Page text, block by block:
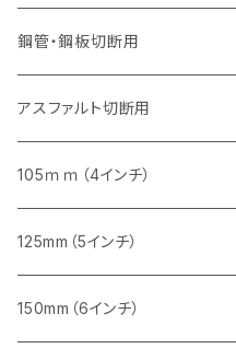
セグメントタイプ（一般道路カッター用
セグメントタイプ
セグメントタイプ（一般道路カッター用
455mm（18インチ）
セグメント（一般道路カッター用
埋設鋳鉄管工事対応タイプ
セグメントタイプ
埋設鋳鉄管工事対応タイプ
セグメントタイプ（一般道路カッター用
セグメント
セグメント（特殊凸凹加工チップ）
355mm（14インチ）
セグメント
セグメント（特殊凸凹加工チップ）
405mm（16インチ）
セグメント
セグメント（一般道路カッター用
473mm（18インチ）
セグメント（一般道路カッター用
セグメントタイプ
255mm（10インチ）
セグメントタイプ
305mm（12インチ）
セグメント
セグメント（特殊凸凹加工チップ）
355mm（14インチ）
セグメント
セグメント（特殊凸凹加工チップ）
405mm（16インチ）
セグメントタイプ
砥石（補強綱入り）
355mm（14インチ）
砥石（補強綱入り）
305mm（12インチ）
砥石（補強綱入り）
355mm（14インチ）
砥石（補強綱入り）
鋼管・鋼板切断用
305mm（12インチ）
砥石（補強綱入り）
355mm（14インチ）
砥石（補強綱入り）
アスファルト切断用
255ｍｍ（10インチ）
一般道路カッター用
305ｍｍ（12インチ）
一般道路カッター用
355ｍｍ（14インチ）
105ｍｍ（4インチ）
タイル切断用
みかげ石（御影石）切断用
125mm（5インチ）
タイル切断用
150mm（6インチ）